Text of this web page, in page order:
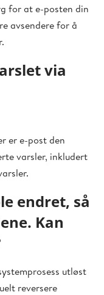
for at e-posten din
avsendere for å
via
er e-post den
varsler, inkludert
endret, så
Kan
utløst
reversere